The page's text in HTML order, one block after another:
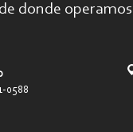
donde
0588